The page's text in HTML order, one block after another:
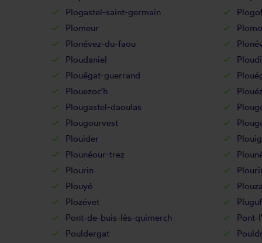
Plogastel-saint-germain
Plomeur
Plonévez-du-faou
Ploudaniel
Plouégat-guerrand
Plouezoc'h
Plougastel-daoulas
Plougourvest
Plouider
Plounéour-trez
Plourin
Plouyé
Plozévet
Pont-de-buis-lès-quimerch
Pont-
Pouldergat